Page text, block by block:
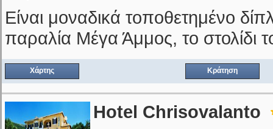
Είναι μοναδικά τοποθετημένο
παραλία Μέγα Άμμος, το στολίδι
Χάρτης Κράτηση
Hotel Chrisovalanto